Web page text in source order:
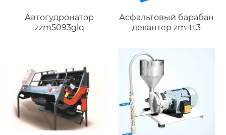
Автогудронатор
zzm5093glq
Асфальтовый барабан
декантер zm-tt3